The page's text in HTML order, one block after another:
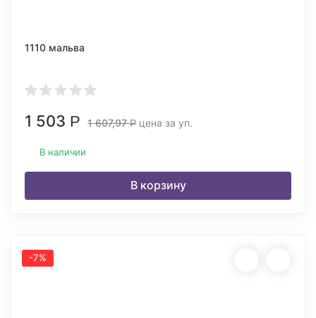
1110 мальва
1 503 Р 1 607,97Р цена за уп.
В наличии
В корзину
-7%